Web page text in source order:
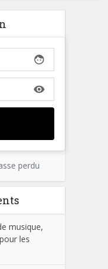
face
visibility
perdu
musique,
les